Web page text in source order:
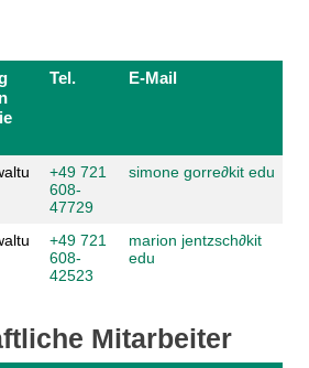
Tel. E-Mail
+49 721
608-
47729
simone gorre∂kit edu
+49 721
608-
42523
marion jentzsch∂kit
edu
Mitarbeiter